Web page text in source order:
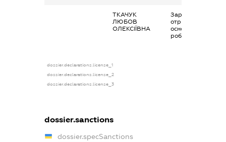
ТКАЧУК
ЛЮБОВ
ОЛЕКСІЇВНА
Заробітна плата
отримана за
основним місцем
роботи
dossier.declarations.license_1
dossier.declarations.license_2
dossier.declarations.license_3
dossier.sanctions
dossier.specSanctions